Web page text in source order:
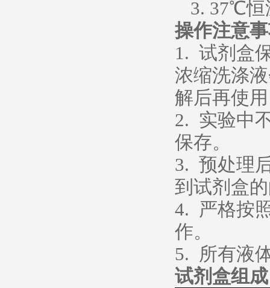
3. 37℃恒
操作注意
1. 试剂盒
浓缩洗涤
解后再使
2. 实验中
保存。
3. 预处理
到试剂盒
4. 严格按
作。
5. 所有液
试剂盒组成